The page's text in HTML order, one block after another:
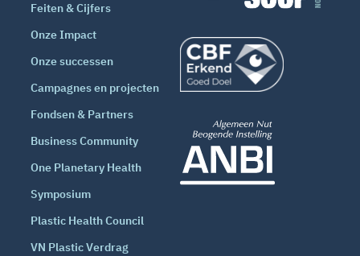
Feiten & Cijfers
Onze Impact
Onze successen
Campagnes en projecten
Fondsen & Partners
Business Community
One Planetary Health
Symposium
Plastic Health Council
VN Plastic Verdrag